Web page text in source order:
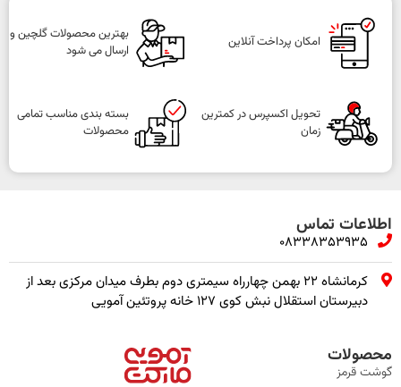
امکان پرداخت آنلاین
بهترین محصولات گلچین و
ارسال می شود
تحویل اکسپرس در کمترین
زمان
بسته بندی مناسب تمامی
محصولات
اطلاعات تماس
08338353935
کرمانشاه ۲۲ بهمن چهارراه سیمتری دوم بطرف میدان مرکزی بعد از
دبیرستان استقلال نبش کوی ۱۲۷ خانه پروتئین آمویی
محصولات
گوشت قرمز